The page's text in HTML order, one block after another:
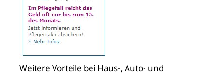
Weitere Vorteile bei Haus-, Auto- und